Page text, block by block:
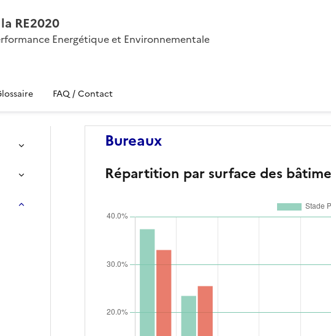
RE2020
Energétique et Environnementale
FAQ / Contact
Bureaux
Répartition par surface des